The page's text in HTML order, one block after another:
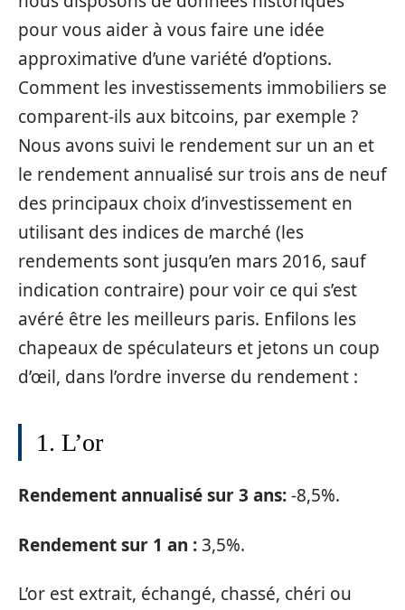
pour vous aider à vous faire une idée
approximative d’une variété d’options.
Comment les investissements immobiliers se
comparent-ils aux bitcoins, par exemple ?
Nous avons suivi le rendement sur un an et
le rendement annualisé sur trois ans de neuf
des principaux choix d’investissement en
utilisant des indices de marché (les
rendements sont jusqu’en mars 2016, sauf
indication contraire) pour voir ce qui s’est
avéré être les meilleurs paris. Enfilons les
chapeaux de spéculateurs et jetons un coup
d’œil, dans l’ordre inverse du rendement :
1. L’or
Rendement annualisé sur 3 ans:-8,5%.
Rendement sur 1 an :3,5%.
L’or est extrait, échangé, chassé, chéri ou